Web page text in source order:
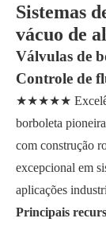
Sistemas
vácuo de
Válvulas de
Controle de
★★★★★
borboleta
com construção
excepcional em
aplicações
Principais